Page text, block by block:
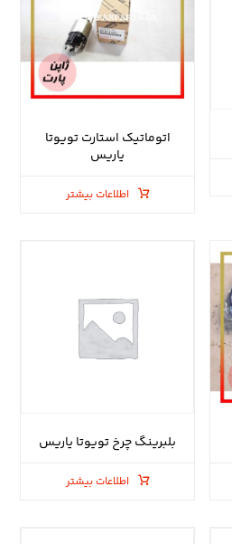
اتوماتیک استارت تویوتا
یاریس
اطلاعات بیشتر
بلبرینگ چرخ تویوتا یاریس
اطلاعات بیشتر